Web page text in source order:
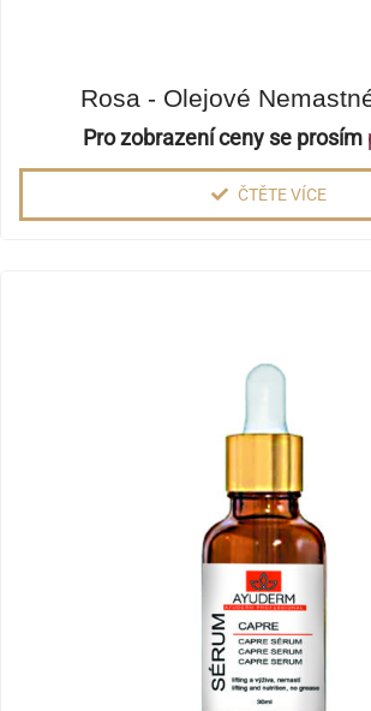
Rosa - Olejové
Pro zobrazení ceny se prosím
ČTĚTE VÍCE